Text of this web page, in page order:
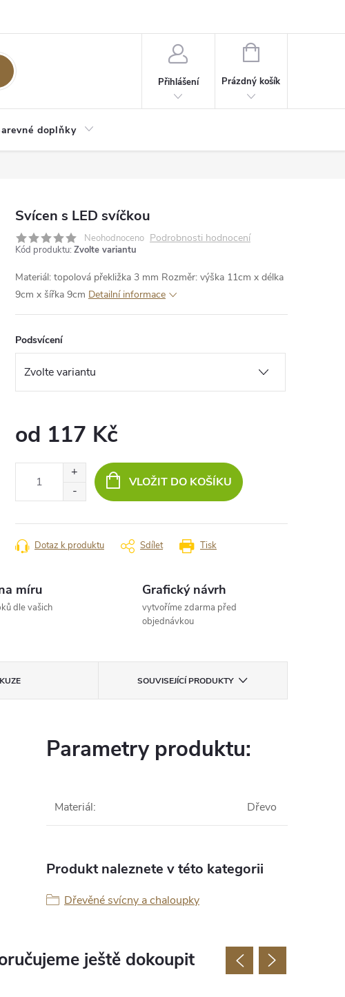
Přihlášení
NÁKUPNÍ
Prázdný košík
doplňky
Svícen s LED svíčkou
Neohodnoceno Podrobnosti hodnocení
Kód produktu: Zvolte variantu
Materiál: topolová překližka 3 mm Rozměr: výška 11cm x délka
9cm x šířka 9cm Detailní informace
Podsvícení
od 117 Kč
VLOŽIT DO KOŠÍKU
Tisk
Dotaz k produktu Sdílet
míru
dle vašich
Grafický návrh
vytvoříme zdarma před
objednávkou
SOUVISEJÍCÍ PRODUKTY
Parametry produktu:
Materiál: Dřevo
Produkt naleznete v této kategorii
Dřevěné svícny a chaloupky
ještě dokoupit